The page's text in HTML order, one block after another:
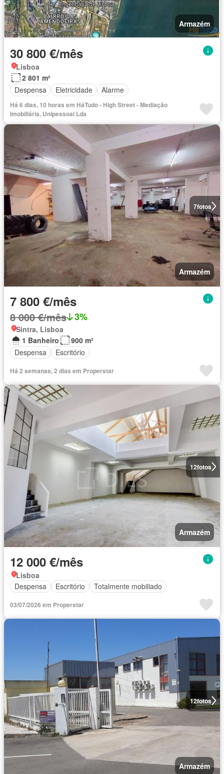
Armazém
30 800 €/mês
Lisboa
2 801 m²
Despensa
Eletricidade Alarme
Há 6 dias, 10 horas em HáTudo - High Street - Mediação
Imobiliária, Unipessoal Lda
7fotos
Armazém
7 800 €/mês
8 000 €/mês 3%
Sintra, Lisboa
1 Banheiro
900 m²
Despensa
Escritório
Há 2 semanas, 2 dias em Properstar
12fotos
Armazém
12 000 €/mês
Lisboa
Despensa
Escritório Totalmente mobiliado
03/07/2026 em Properstar
12fotos
Armazém